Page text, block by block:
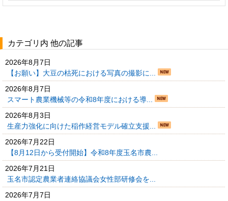
カテゴリ内 他の記事
2026年8月7日
【お願い】大豆の枯死における写真の撮影に...
2026年8月7日
スマート農業機械等の令和8年度における導...
2026年8月3日
生産力強化に向けた稲作経営モデル確立支援...
2026年7月22日
【8月12日から受付開始】令和8年度玉名市農...
2026年7月21日
玉名市認定農業者連絡協議会女性部研修会を...
2026年7月7日